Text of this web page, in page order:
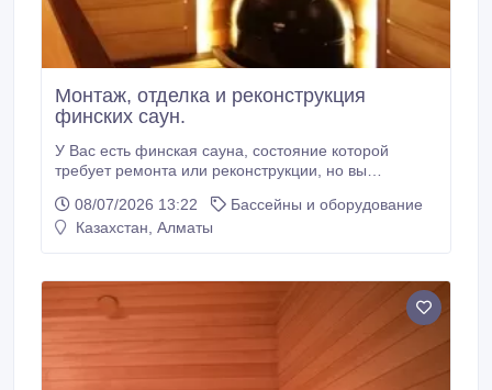
Монтаж, отделка и реконструкция
финских саун.
У Вас есть финская сауна, состояние которой
требует ремонта или реконструкции, но вы
своими и силами или не знаете с чего начать? Тогда
обратитесь к нам! Наши специалисты выполнят все
08/07/2026 13:22
Бассейны и оборудование
Казахстан, Алматы